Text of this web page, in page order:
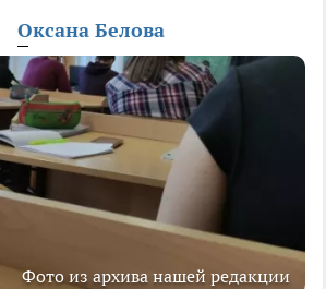
Оксана Белова
Фото из архива нашей редакции